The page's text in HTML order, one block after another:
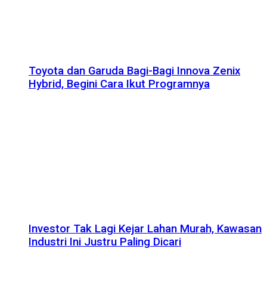
Toyota dan Garuda Bagi-Bagi Innova Zenix
Hybrid, Begini Cara Ikut Programnya
Investor Tak Lagi Kejar Lahan Murah, Kawasan
Industri Ini Justru Paling Dicari